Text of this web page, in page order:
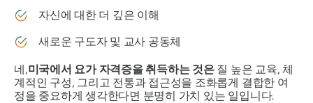
자신에 대한 더 깊은 이해
새로운 구도자 및 교사 공동체
네,미국에서 요가 자격증을 취득하는 것은질 높은 교육, 체
계적인 구성, 그리고 전통과 접근성을 조화롭게 결합한 여
정을 중요하게 생각한다면 분명히 가치 있는 일입니다.